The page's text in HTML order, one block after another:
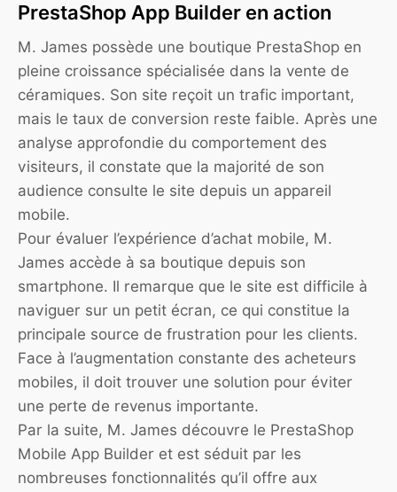
PrestaShop App Builder en action
M. James possède une boutique PrestaShop en
pleine croissance spécialisée dans la vente de
céramiques. Son site reçoit un trafic important,
mais le taux de conversion reste faible. Après une
analyse approfondie du comportement des
visiteurs, il constate que la majorité de son
audience consulte le site depuis un appareil
mobile.
Pour évaluer l’expérience d’achat mobile, M.
James accède à sa boutique depuis son
smartphone. Il remarque que le site est difficile à
naviguer sur un petit écran, ce qui constitue la
principale source de frustration pour les clients.
Face à l’augmentation constante des acheteurs
mobiles, il doit trouver une solution pour éviter
une perte de revenus importante.
Par la suite, M. James découvre le PrestaShop
Mobile App Builder et est séduit par les
nombreuses fonctionnalités qu’il offre aux